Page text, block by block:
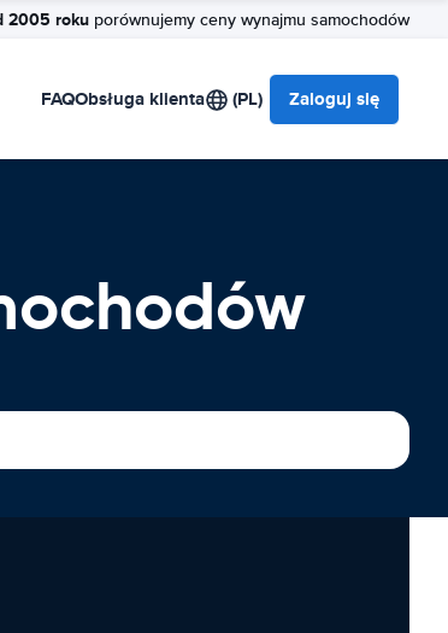
2005 roku porównujemy ceny wynajmu samochodów
FAQObsługa klienta (PL) Zaloguj się